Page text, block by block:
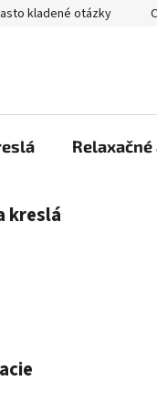
kladené otázky
kreslá